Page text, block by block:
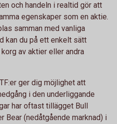
och handeln i realtid gör att
egenskaper som en aktie.
samman med vanliga
kan du på ett enkelt sätt
av aktier eller andra
ger dig möjlighet att
i den underliggande
har oftast tillägget Bull
Bear (nedåtgående marknad) i